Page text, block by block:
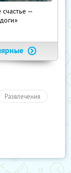
—
Развлечения